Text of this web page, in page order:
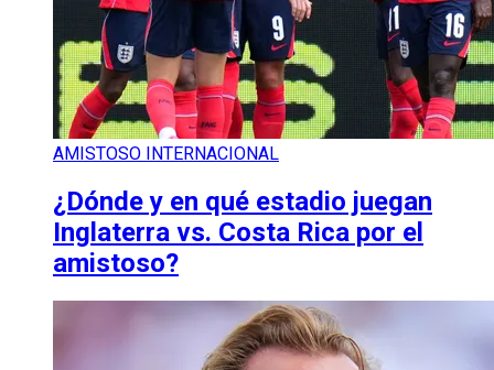
AMISTOSO INTERNACIONAL
¿Dónde y en qué estadio juegan
Inglaterra vs. Costa Rica por el
amistoso?